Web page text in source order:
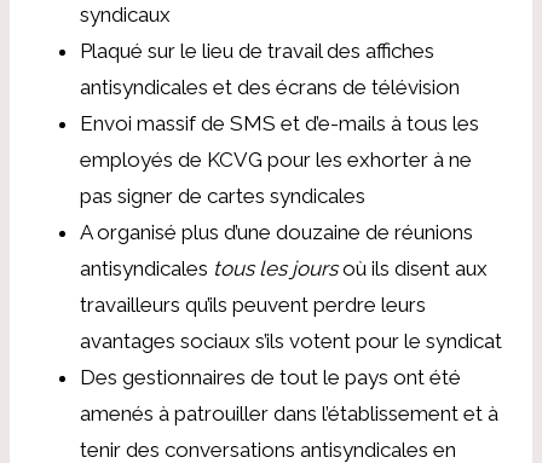
syndicaux
Plaqué sur le lieu de travail des affiches
antisyndicales et des écrans de télévision
Envoi massif de SMS et d’e-mails à tous les
employés de KCVG pour les exhorter à ne
pas signer de cartes syndicales
A organisé plus d’une douzaine de réunions
antisyndicales tous les joursoù ils disent aux
travailleurs qu’ils peuvent perdre leurs
avantages sociaux s’ils votent pour le syndicat
Des gestionnaires de tout le pays ont été
amenés à patrouiller dans l’établissement et à
tenir des conversations antisyndicales en